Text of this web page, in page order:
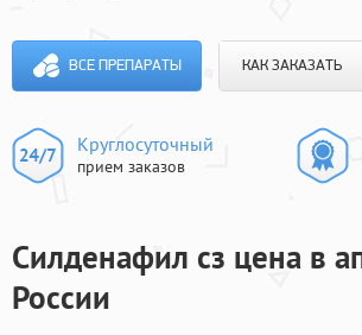
ВСЕ ПРЕПАРАТЫ КАК ЗАКАЗАТЬ
Круглосуточный
прием заказов
Силденафил сз цена в
России